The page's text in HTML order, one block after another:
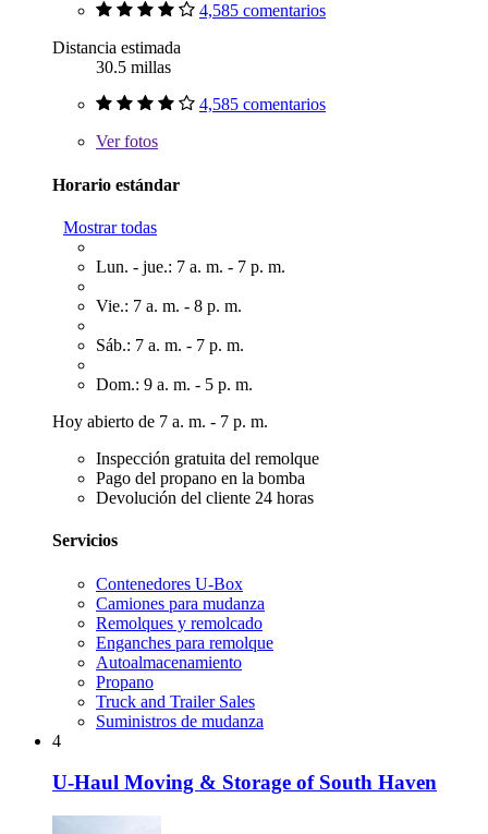
4,585 comentarios
Distancia estimada
30.5 millas
4,585 comentarios
Verfotos
Horario estándar
Mostrar todas
Lun. - jue.: 7 a. m. - 7 p. m.
Vie.: 7 a. m. - 8 p. m.
Sáb.: 7 a. m. - 7 p. m.
Dom.: 9 a. m. - 5 p. m.
Hoy abierto de 7 a. m. - 7 p. m.
Inspección gratuita del remolque
Pago del propano en la bomba
Devolución del cliente 24 horas
Servicios
Contenedores U-Box
Camiones para mudanza
Remolques y remolcado
Enganches para remolque
Autoalmacenamiento
Propano
Truck and Trailer Sales
Suministros de mudanza
4
U-Haul Moving & Storage of South Haven